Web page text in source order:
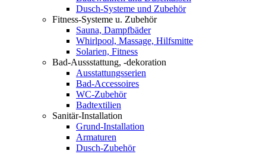
Dusch-Systeme und Zubehör
Fitness-Systeme u. Zubehör
Sauna, Dampfbäder
Whirlpool, Massage, Hilfsmitte
Solarien, Fitness
Bad-Aussstattung, -dekoration
Ausstattungsserien
Bad-Accessoires
WC-Zubehör
Badtextilien
Sanitär-Installation
Grund-Installation
Armaturen
Dusch-Zubehör